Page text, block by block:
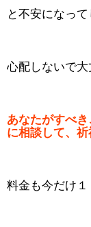
と不安になっ
心配しないで大
あなたがすべ
に相談して、祈
料金も今だけ１